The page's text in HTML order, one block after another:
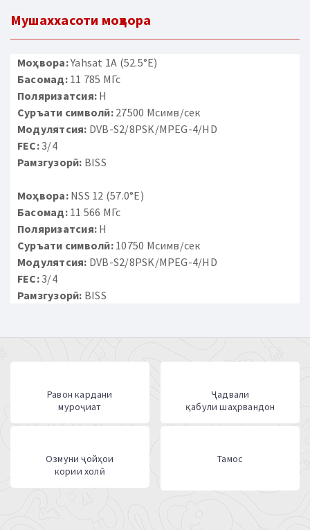
Мушаххасоти моҳвора
Моҳвора:Yahsat 1A (52.5°E)
Басомад:11 785 МГс
Поляризатсия: H
Суръати символӣ:27500 Мсимв/сек
Модулятсия: DVB-S2/8PSK/MPEG-4/HD
FEC:3/4
Рамзгузорӣ: BISS
Моҳвора:NSS 12 (57.0°E)
Басомад:11 566 МГс
Поляризатсия: H
Суръати символӣ:10750 Мсимв/сек
Модулятсия: DVB-S2/8PSK/MPEG-4/HD
FEC:3/4
Рамзгузорӣ: BISS
Равон кардани
муроҷиат
Ҷадвали
қабули шаҳрвандон
Озмуни ҷойҳои
кории холӣ
Тамос